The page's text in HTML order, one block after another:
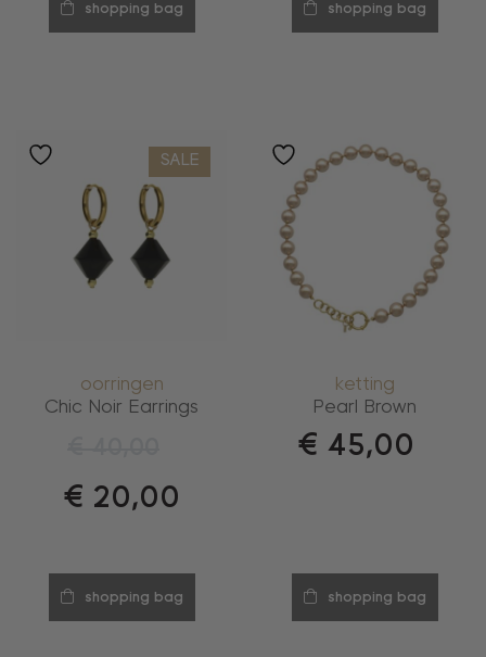
shopping bag shopping bag
SALE
oorringen
Chic Noir Earrings
€ 20,00
shopping bag
ketting
Pearl Brown
€ 45,00
shopping bag